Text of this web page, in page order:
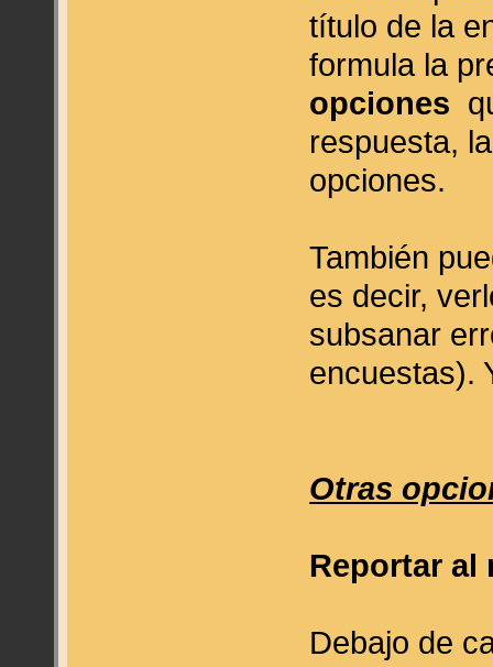
título de la
formula la
opciones
respuesta,
opciones.
También
es decir,
subsanar
encuestas).
Otras
Reportar al
Debajo de